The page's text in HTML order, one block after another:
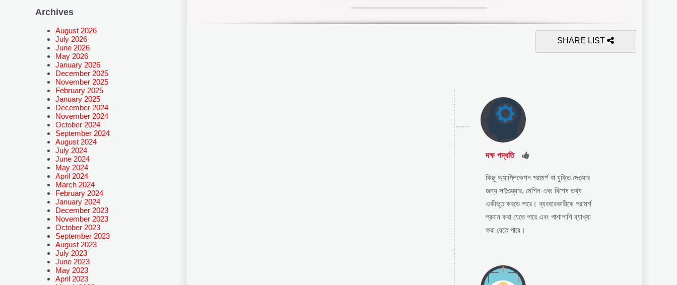
Archives
August 2026
July 2026
June 2026
May 2026
January 2026
December 2025
November 2025
February 2025
January 2025
December 2024
November 2024
October 2024
September 2024
August 2024
July 2024
June 2024
May 2024
April 2024
March 2024
February 2024
January 2024
December 2023
November 2023
October 2023
September 2023
August 2023
July 2023
June 2023
May 2023
April 2023
SHARE LIST
দক্ষ পদ্ধতি
কিছু অ্যাপ্লিকেশন পরামর্শ বা যুক্তি দেওয়ার
জন্য সফ্টওয়্যার, মেশিন এবং বিশেষ তথ্য
একীভূত করতে পারে। ব্যবহারকারীকে পরামর্শ
প্রদান করা যেতে পারে এবং পাশাপাশি ব্যাখ্যা
করা যেতে পারে।